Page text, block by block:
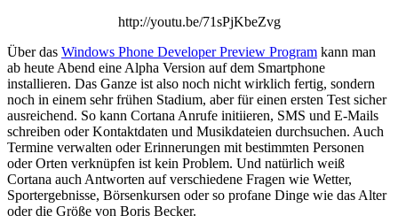
http://youtu.be/71sPjKbeZvg
Über das Windows Phone Developer Preview Program kann man
ab heute Abend eine Alpha Version auf dem Smartphone
installieren. Das Ganze ist also noch nicht wirklich fertig, sondern
noch in einem sehr frühen Stadium, aber für einen ersten Test sicher
ausreichend. So kann Cortana Anrufe initiieren, SMS und E-Mails
schreiben oder Kontaktdaten und Musikdateien durchsuchen. Auch
Termine verwalten oder Erinnerungen mit bestimmten Personen
oder Orten verknüpfen ist kein Problem. Und natürlich weiß
Cortana auch Antworten auf verschiedene Fragen wie Wetter,
Sportergebnisse, Börsenkursen oder so profane Dinge wie das Alter
oder die Größe von Boris Becker.